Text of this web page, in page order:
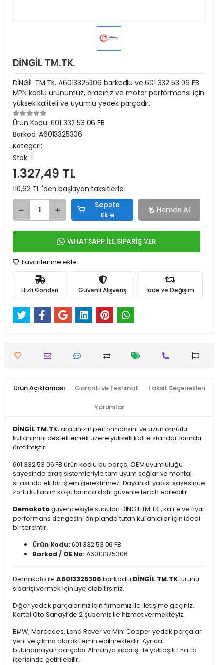
DİNGİL TM.TK.
DİNGİL TM.TK. A6013325306 barkodlu ve 601 332 53 06 FB
MPN kodlu ürünümüz, aracınız ve motor performansı için
yüksek kaliteli ve uyumlu yedek parçadır.
Ürün Kodu: 601 332 53 06 FB
Barkod: A6013325306
Kategori:
Stok: 1
1.327,49 TL
110,62 TL 'den başlayan taksitlerle
Sepete
Ekle
Hemen Al
WHATSAPP İLE SİPARİŞ VER
Favorilerime ekle
Hızlı Gönderi Güvenli Alışveriş İade ve Değişim
Ürün Açıklaması Garanti ve Teslimat Taksit Seçenekleri
Yorumlar
DİNGİL TM.TK.aracınızın performansını ve uzun ömürlü
kullanımını desteklemek üzere yüksek kalite standartlarında
üretilmiştir.
601 332 53 06 FB ürün kodlu bu parça, OEM uyumluluğu
sayesinde araç sistemleriyle tam uyum sağlar ve montaj
sırasında ek bir işlem gerektirmez. Dayanıklı yapısı sayesinde
zorlu kullanım koşullarında dahi güvenle tercih edilebilir.
Demakotogüvencesiyle sunulan DİNGİL TM.TK., kalite ve fiyat
performans dengesini ön planda tutan kullanıcılar için ideal
bir tercihtir.
Ürün Kodu:601 332 53 06 FB
Barkod / OE No:A6013325306
Demakoto ile A6013325306 barkodlu DİNGİL TM.TK.ürünü
siparişi vermek için üye olabilirsiniz.
Diğer yedek parçalarınız için firmamız ile iletişime geçiniz.
Kartal Oto Sanayi’de 2 şubemiz ile hizmet vermekteyiz.
BMW, Mercedes, Land Rover ve Mini Cooper yedek parçaları
yeni ve çıkma olarak temin edilmektedir. Ayrıca
bulunamayan parçalar Almanya siparişi ile yaklaşık 1 hafta
içerisinde getirilebilir.